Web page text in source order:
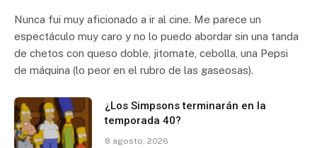
Nunca fui muy aficionado a ir al cine. Me parece un
espectáculo muy caro y no lo puedo abordar sin una tanda
de chetos con queso doble, jitomate, cebolla, una Pepsi
de máquina (lo peor en el rubro de las gaseosas).
¿Los Simpsons terminarán en la
temporada 40?
8 agosto, 2026